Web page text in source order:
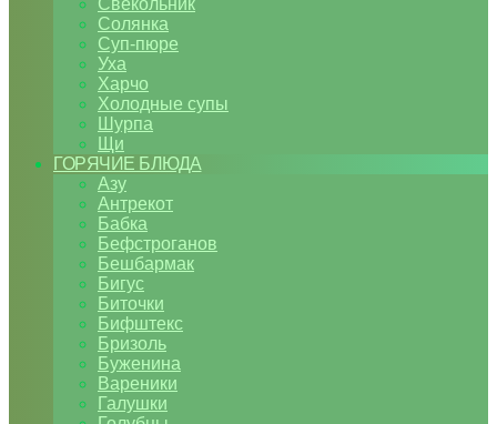
Свекольник
Солянка
Суп-пюре
Уха
Харчо
Холодные супы
Шурпа
Щи
ГОРЯЧИЕ БЛЮДА
Азу
Антрекот
Бабка
Бефстроганов
Бешбармак
Бигус
Биточки
Бифштекс
Бризоль
Буженина
Вареники
Галушки